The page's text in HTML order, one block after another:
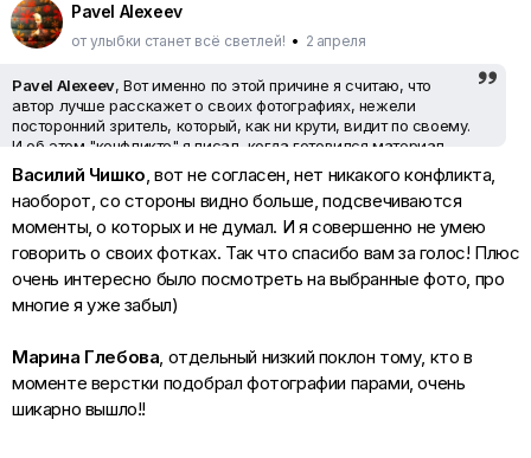
Pavel Alexeev
от улыбки станет всё светлей! • 2 апреля
Pavel Alexeev, Вот именно по этой причине я считаю, что
автор лучше расскажет о своих фотографиях, нежели
посторонний зритель, который, как ни крути, видит по своему.
И об этом "конфликте" я писал, когда готовился материал.
Избежать полностью его не удалось. Каюсь.
Василий Чишко, вот не согласен, нет никакого конфликта,
наоборот, со стороны видно больше, подсвечиваются
моменты, о которых и не думал. И я совершенно не умею
говорить о своих фотках. Так что спасибо вам за голос! Плюс
очень интересно было посмотреть на выбранные фото, про
многие я уже забыл)
Марина Глебова, отдельный низкий поклон тому, кто в
моменте верстки подобрал фотографии парами, очень
шикарно вышло!!